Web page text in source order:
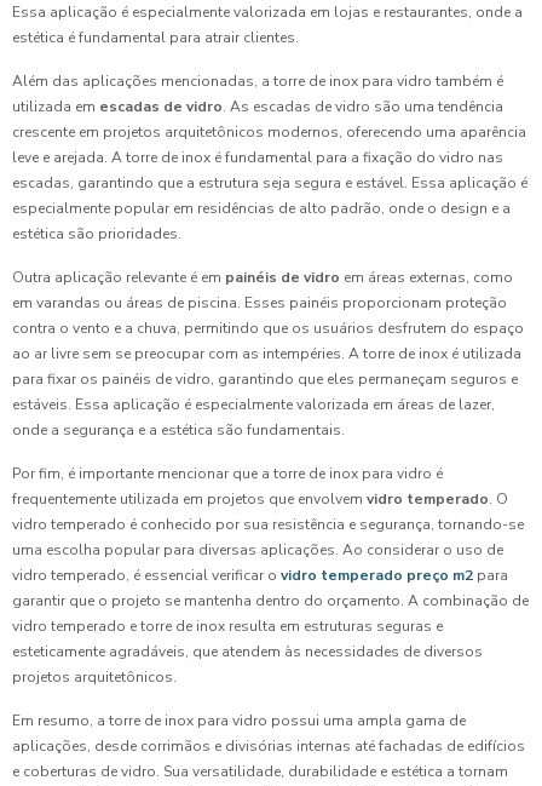
Essa aplicação é especialmente valorizada em lojas e restaurantes, onde a
estética é fundamental para atrair clientes.
Além das aplicações mencionadas, a torre de inox para vidro também é
utilizada em escadas de vidro. As escadas de vidro são uma tendência
crescente em projetos arquitetônicos modernos, oferecendo uma aparência
leve e arejada. A torre de inox é fundamental para a fixação do vidro nas
escadas, garantindo que a estrutura seja segura e estável. Essa aplicação é
especialmente popular em residências de alto padrão, onde o design e a
estética são prioridades.
Outra aplicação relevante é em painéis de vidro em áreas externas, como
em varandas ou áreas de piscina. Esses painéis proporcionam proteção
contra o vento e a chuva, permitindo que os usuários desfrutem do espaço
ao ar livre sem se preocupar com as intempéries. A torre de inox é utilizada
para fixar os painéis de vidro, garantindo que eles permaneçam seguros e
estáveis. Essa aplicação é especialmente valorizada em áreas de lazer,
onde a segurança e a estética são fundamentais.
Por fim, é importante mencionar que a torre de inox para vidro é
frequentemente utilizada em projetos que envolvem vidro temperado. O
vidro temperado é conhecido por sua resistência e segurança, tornando-se
uma escolha popular para diversas aplicações. Ao considerar o uso de
vidro temperado, é essencial verificar o vidro temperado preço m2 para
garantir que o projeto se mantenha dentro do orçamento. A combinação de
vidro temperado e torre de inox resulta em estruturas seguras e
esteticamente agradáveis, que atendem às necessidades de diversos
projetos arquitetônicos.
Em resumo, a torre de inox para vidro possui uma ampla gama de
aplicações, desde corrimãos e divisórias internas até fachadas de edifícios
e coberturas de vidro. Sua versatilidade, durabilidade e estética a tornam